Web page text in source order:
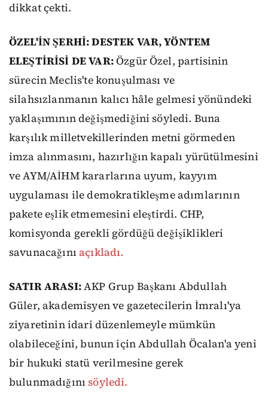
dikkat çekti.
ÖZEL'İN ŞERHİ: DESTEK VAR, YÖNTEM
ELEŞTİRİSİ DE VAR:Özgür Özel, partisinin
sürecin Meclis'te konuşulması ve
silahsızlanmanın kalıcı hâle gelmesi yönündeki
yaklaşımının değişmediğini söyledi. Buna
karşılık milletvekillerinden metni görmeden
imza alınmasını, hazırlığın kapalı yürütülmesini
ve AYM/AİHM kararlarına uyum, kayyım
uygulaması ile demokratikleşme adımlarının
pakete eşlik etmemesini eleştirdi. CHP,
komisyonda gerekli gördüğü değişiklikleri
savunacağını açıkladı.
SATIR ARASI:AKP Grup Başkanı Abdullah
Güler, akademisyen ve gazetecilerin İmralı'ya
ziyaretinin idari düzenlemeyle mümkün
olabileceğini, bunun için Abdullah Öcalan'a yeni
bir hukuki statü verilmesine gerek
bulunmadığınısöyledi.